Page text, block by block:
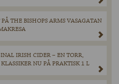
THE BISHOPS ARMS VASAGATAN
IRISH CIDER – EN TORR,
NU PÅ PRAKTISK 1 L